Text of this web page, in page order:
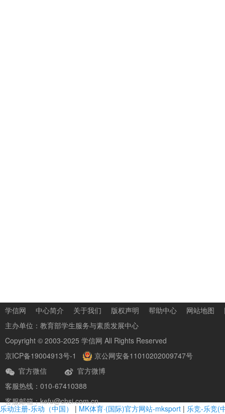
学信网 中心简介 关于我们 版权声明 帮助中心 网站地图
主办单位： 教育部学生服务与素质发展中心
Copyright © 2003-2025 学信网 All Rights Reserved
京ICP备19004913号-1
京公网安备11010202009747号
官方微信
官方微博
客服热线：010-67410388
客服邮箱：kefu@chsi.com.cn
乐动注册-乐动（中国） | MK体育·(国际)官方网站-mksport | 乐竞-乐竞(